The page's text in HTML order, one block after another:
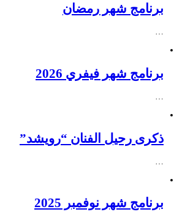
برنامج شهر رمضان
…
برنامج شهر فيفري 2026
…
ذكرى رحيل الفنان “رويشد”
…
برنامج شهر نوفمبر 2025